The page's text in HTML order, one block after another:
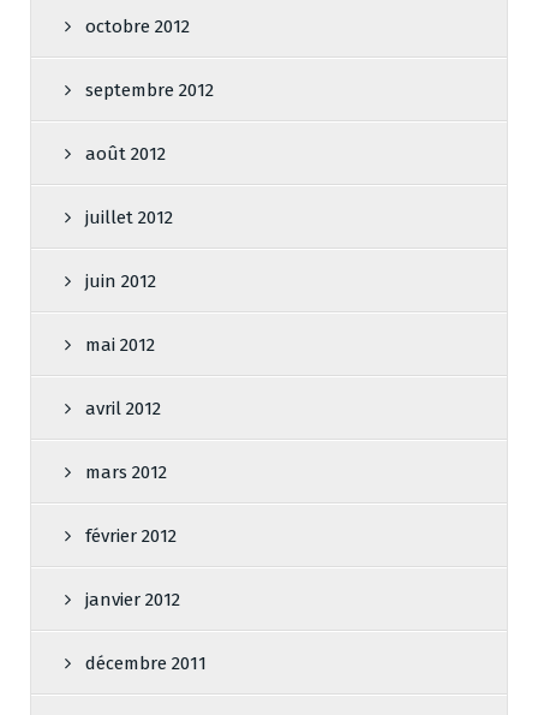
octobre 2012
septembre 2012
août 2012
juillet 2012
juin 2012
mai 2012
avril 2012
mars 2012
février 2012
janvier 2012
décembre 2011